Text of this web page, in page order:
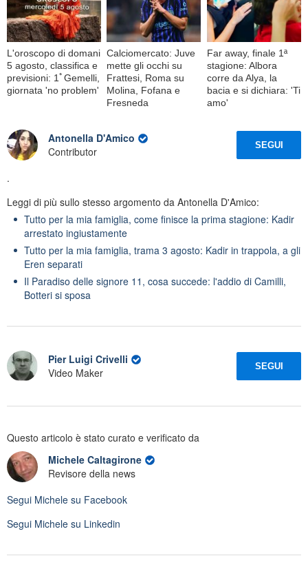
L'oroscopo di domani
5 agosto, classifica e
previsioni: 1ﾟGemelli,
giornata 'no problem'
Calciomercato: Juve
mette gli occhi su
Frattesi, Roma su
Molina, Fofana e
Fresneda
Far away, finale 1ª
stagione: Albora
corre da Alya, la
bacia e si dichiara: 'Ti
amo'
Antonella D'Amico
Contributor
SEGUI
.
Leggi di più sullo stesso argomento da Antonella D'Amico:
Tutto per la mia famiglia, come finisce la prima stagione: Kadir
arrestato ingiustamente
Tutto per la mia famiglia, trama 3 agosto: Kadir in trappola, a gli
Eren separati
Il Paradiso delle signore 11, cosa succede: l'addio di Camilli,
Botteri si sposa
Pier Luigi Crivelli
Video Maker
SEGUI
Questo articolo è stato curato e verificato da
Michele Caltagirone
Revisore della news
Segui Michele su Facebook
Segui Michele su Linkedin